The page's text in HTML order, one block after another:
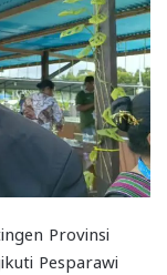
Provinsi
Pesparawi